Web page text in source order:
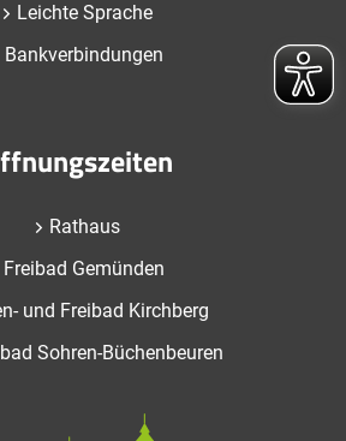
Leichte Sprache
Bankverbindungen
Rathaus
Freibad Gemünden
und Freibad Kirchberg
Sohren-Büchenbeuren